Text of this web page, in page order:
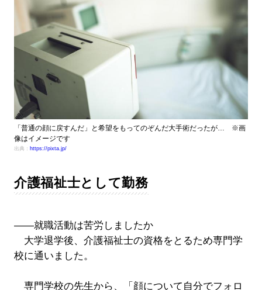
「普通の顔に戻すんだ」と希望をもってのぞんだ大手術だったが… ※画
像はイメージです
出典： https://pixta.jp/
介護福祉士として勤務
――就職活動は苦労しましたか
大学退学後、介護福祉士の資格をとるため専門学
校に通いました。
専門学校の先生から、「顔について自分でフォロ